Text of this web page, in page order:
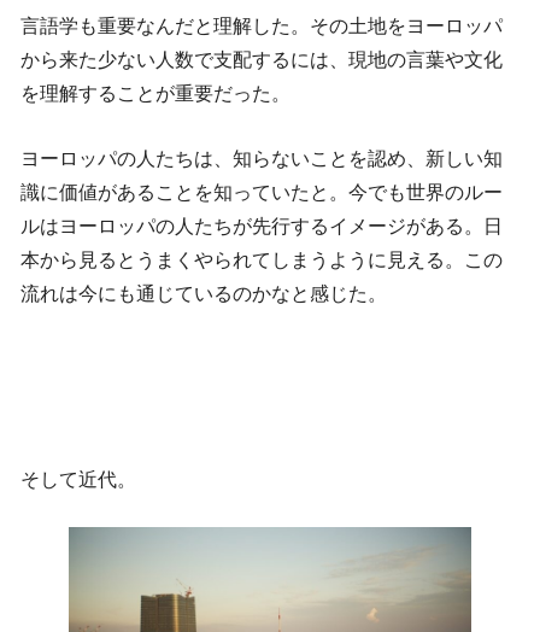
言語学も重要なんだと理解した。その土地をヨーロッパ
から来た少ない人数で支配するには、現地の言葉や文化
を理解することが重要だった。
ヨーロッパの人たちは、知らないことを認め、新しい知
識に価値があることを知っていたと。今でも世界のルー
ルはヨーロッパの人たちが先行するイメージがある。日
本から見るとうまくやられてしまうように見える。この
流れは今にも通じているのかなと感じた。
そして近代。